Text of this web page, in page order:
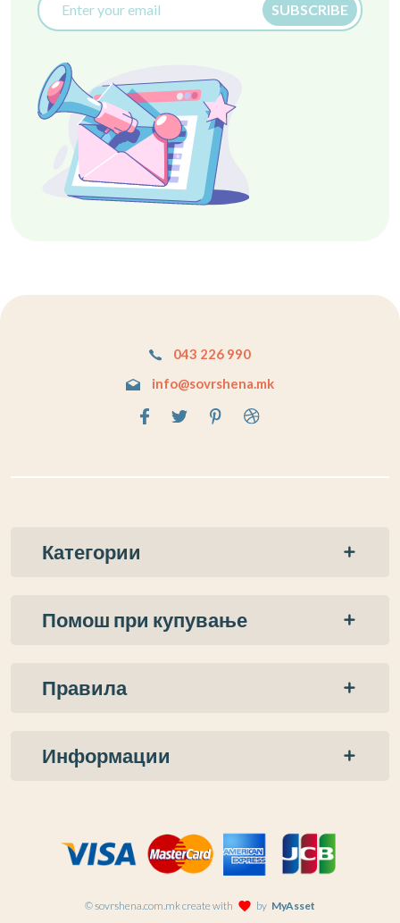
SUBSCRIBE
043 226 990
info@sovrshena.mk
Категории
Помош при купување
Правила
Информации
© sovrshena.com.mk create with favorite by MyAsset